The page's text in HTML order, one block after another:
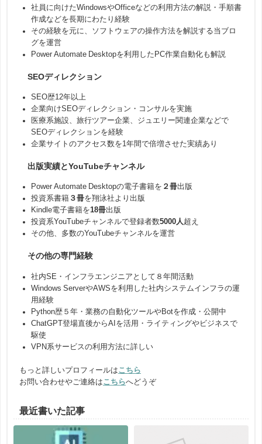
社員に向けたWindowsやOfficeなどの利用方法の解説・手順書
作成などを長期にわたり経験
その経験を元に、ソフトウェアの操作方法を解説する当ブロ
グを運営
Power Automate Desktopを利用したPC作業自動化も解説
SEOディレクション
SEO歴12年以上
企業向けSEOディレクション・コンサルを実施
医療系施設、旅行ツアー企業、ジュエリー関連企業などで
SEOディレクションを経験
企業サイトのアクセス数を1年間で倍増させた実績あり
出版実績とYouTubeチャンネル
Power Automate Desktopの電子書籍を ２冊出版
投資系書籍 ３冊を翔泳社より出版
Kindle電子書籍を18冊出版
投資系YouTubeチャンネルで登録者数5000人 超え
その他、多数のYouTubeチャンネルを運営
その他の専門経験
社内SE・インフラエンジニアとして８年間活動
Windows ServerやAWSを利用した社内システムインフラの運
用経験
Python歴５年・業務の自動化ツールやBotを作成・公開中
ChatGPT登場直後からAIを活用・ライティングやビジネスで
駆使
VPN系サービスの利用方法に詳しい
もっと詳しいプロフィールは こちら
お問い合わせやご連絡は こちらへどうぞ
最近書いた記事